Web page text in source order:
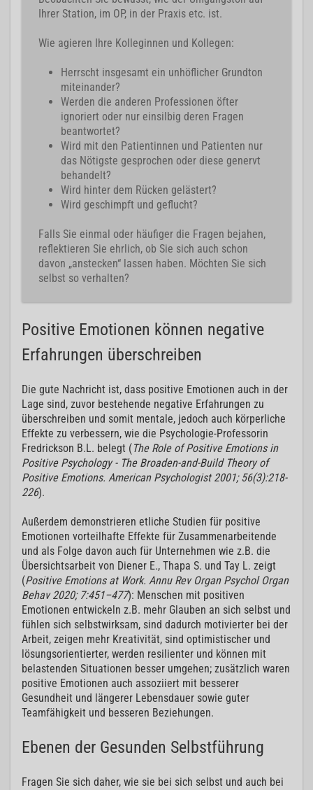
Ihrer Station, im OP, in der Praxis etc. ist.
Wie agieren Ihre Kolleginnen und Kollegen:
Herrscht insgesamt ein unhöflicher Grundton
miteinander?
Werden die anderen Professionen öfter
ignoriert oder nur einsilbig deren Fragen
beantwortet?
Wird mit den Patientinnen und Patienten nur
das Nötigste gesprochen oder diese genervt
behandelt?
Wird hinter dem Rücken gelästert?
Wird geschimpft und geflucht?
Falls Sie einmal oder häufiger die Fragen bejahen,
reflektieren Sie ehrlich, ob Sie sich auch schon
davon „anstecken“ lassen haben. Möchten Sie sich
selbst so verhalten?
Positive Emotionen können negative
Erfahrungen überschreiben
Die gute Nachricht ist, dass positive Emotionen auch in der
Lage sind, zuvor bestehende negative Erfahrungen zu
überschreiben und somit mentale, jedoch auch körperliche
Effekte zu verbessern, wie die Psychologie-Professorin
Fredrickson B.L. belegt (The Role of Positive Emotions in
Positive Psychology - The Broaden-and-Build Theory of
Positive Emotions. American Psychologist 2001; 56(3):218-
226).
Außerdem demonstrieren etliche Studien für positive
Emotionen vorteilhafte Effekte für Zusammenarbeitende
und als Folge davon auch für Unternehmen wie z.B. die
Übersichtsarbeit von Diener E., Thapa S. und Tay L. zeigt
(Positive Emotions at Work. Annu Rev Organ Psychol Organ
Behav 2020; 7:451–477): Menschen mit positiven
Emotionen entwickeln z.B. mehr Glauben an sich selbst und
fühlen sich selbstwirksam, sind dadurch motivierter bei der
Arbeit, zeigen mehr Kreativität, sind optimistischer und
lösungsorientierter, werden resilienter und können mit
belastenden Situationen besser umgehen; zusätzlich waren
positive Emotionen auch assoziiert mit besserer
Gesundheit und längerer Lebensdauer sowie guter
Teamfähigkeit und besseren Beziehungen.
Ebenen der Gesunden Selbstführung
Fragen Sie sich daher, wie sie bei sich selbst und auch bei